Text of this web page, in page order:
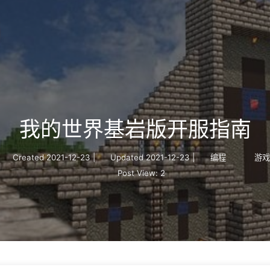
我的世界基岩版开服指南
Created 2021-12-23 | Updated 2021-12-23 | 编程
游戏
Post View: 2